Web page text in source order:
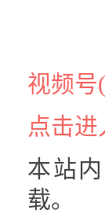
视频号
点击
本站
载。